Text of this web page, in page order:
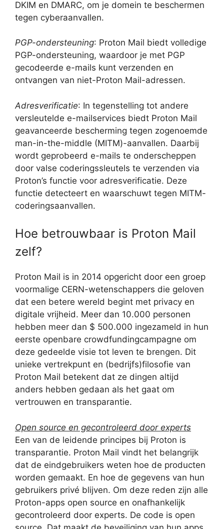
DKIM en DMARC, om je domein te beschermen
tegen cyberaanvallen.
PGP-ondersteuning: Proton Mail biedt volledige
PGP-ondersteuning, waardoor je met PGP
gecodeerde e-mails kunt verzenden en
ontvangen van niet-Proton Mail-adressen.
Adresverificatie: In tegenstelling tot andere
versleutelde e-mailservices biedt Proton Mail
geavanceerde bescherming tegen zogenoemde
man-in-the-middle (MITM)-aanvallen. Daarbij
wordt geprobeerd e-mails te onderscheppen
door valse coderingssleutels te verzenden via
Proton’s functie voor adresverificatie. Deze
functie detecteert en waarschuwt tegen MITM-
coderingsaanvallen.
Hoe betrouwbaar is Proton Mail
zelf?
Proton Mail is in 2014 opgericht door een groep
voormalige CERN-wetenschappers die geloven
dat een betere wereld begint met privacy en
digitale vrijheid. Meer dan 10.000 personen
hebben meer dan $ 500.000 ingezameld in hun
eerste openbare crowdfundingcampagne om
deze gedeelde visie tot leven te brengen. Dit
unieke vertrekpunt en (bedrijfs)filosofie van
Proton Mail betekent dat ze dingen altijd
anders hebben gedaan als het gaat om
vertrouwen en transparantie.
Open source en gecontroleerd door experts
Een van de leidende principes bij Proton is
transparantie. Proton Mail vindt het belangrijk
dat de eindgebruikers weten hoe de producten
worden gemaakt. En hoe de gegevens van hun
gebruikers privé blijven. Om deze reden zijn alle
Proton-apps open source en onafhankelijk
gecontroleerd door experts. De code is open